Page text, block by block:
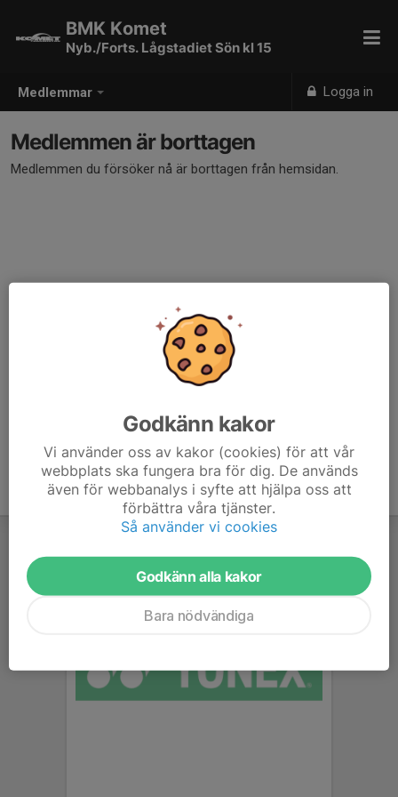
Medlemmar Logga in
BMK Komet
Nyb./Forts. Lågstadiet Sön kl 15
Medlemmen är borttagen
Medlemmen du försöker nå är borttagen från hemsidan.
Godkänn kakor
Vi använder oss av kakor (cookies) för att vår
webbplats ska fungera bra för dig. De används
även för webbanalys i syfte att hjälpa oss att
förbättra våra tjänster.
Så använder vi cookies
Godkänn alla kakor
Bara nödvändiga